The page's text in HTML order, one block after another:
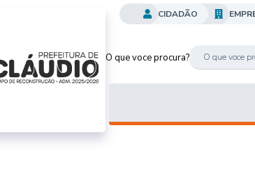
O que voce procura?
CIDADÃO